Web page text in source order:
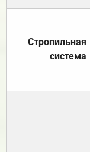
Стропильная
система